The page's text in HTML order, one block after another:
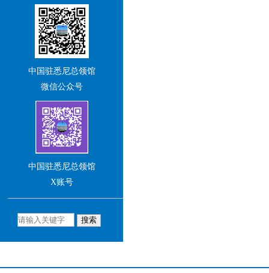
欢迎您多关注总领馆网
站及社交媒体账号，并与我
们积极交流互动。
王 愚
中华人民共和国驻悉尼总领
事（大使衔）
中国驻悉尼总领馆
微信公众号
中国驻悉尼总领馆
X账号